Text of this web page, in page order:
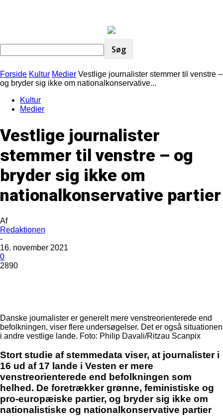
Forside Kultur Medier Vestlige journalister stemmer til venstre –
og bryder sig ikke om nationalkonservative...
Kultur
Medier
Vestlige journalister
stemmer til venstre – og
bryder sig ikke om
nationalkonservative partier
Af
Redaktionen
-
16. november 2021
0
2890
Danske journalister er generelt mere venstreorienterede end
befolkningen, viser flere undersøgelser. Det er også situationen
i andre vestlige lande. Foto: Philip Davali/Ritzau Scanpix
Stort studie af stemmedata viser, at journalister i
16 ud af 17 lande i Vesten er mere
venstreorienterede end befolkningen som
helhed. De foretrækker grønne, feministiske og
pro-europæiske partier, og bryder sig ikke om
nationalistiske og nationalkonservative partier